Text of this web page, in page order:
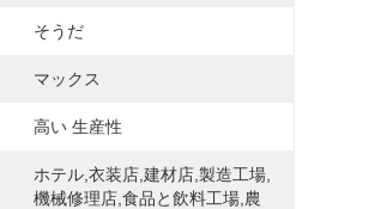
そうだ
マックス
高い 生産性
ホテル,衣装店,建材店,製造工場,
機械修理店,食品と飲料工場,農